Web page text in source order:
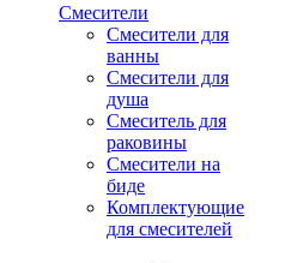
Смесители
Смесители для
ванны
Смесители для
душа
Смеситель для
раковины
Смесители на
биде
Комплектующие
для смесителей